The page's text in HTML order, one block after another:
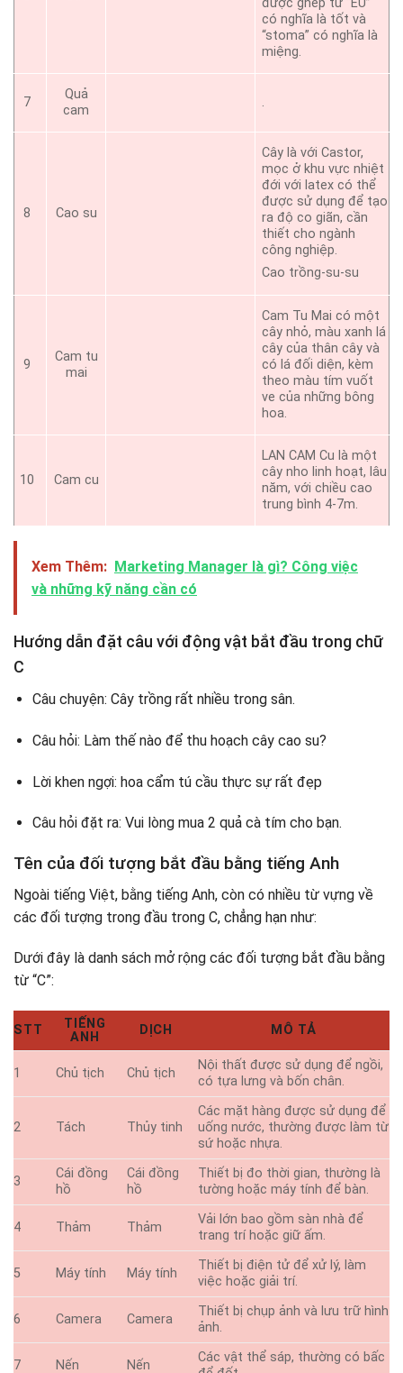
được ghép từ “EU”
có nghĩa là tốt và
“stoma” có nghĩa là
miệng.
7
Quả
cam
.
8 Cao su
Cây là với Castor,
mọc ở khu vực nhiệt
đới với latex có thể
được sử dụng để tạo
ra độ co giãn, cần
thiết cho ngành
công nghiệp.
Cao trồng-su-su
9
Cam tu
mai
Cam Tu Mai có một
cây nhỏ, màu xanh lá
cây của thân cây và
có lá đối diện, kèm
theo màu tím vuốt
ve của những bông
hoa.
10 Cam cu
LAN CAM Cu là một
cây nho linh hoạt, lâu
năm, với chiều cao
trung bình 4-7m.
Xem Thêm: Marketing Manager là gì? Công việc
và những kỹ năng cần có
Hướng dẫn đặt câu với động vật bắt đầu trong chữ
C
Câu chuyện: Cây trồng rất nhiều trong sân.
Câu hỏi: Làm thế nào để thu hoạch cây cao su?
Lời khen ngợi: hoa cẩm tú cầu thực sự rất đẹp
Câu hỏi đặt ra: Vui lòng mua 2 quả cà tím cho bạn.
Tên của đối tượng bắt đầu bằng tiếng Anh
Ngoài tiếng Việt, bằng tiếng Anh, còn có nhiều từ vựng về
các đối tượng trong đầu trong C, chẳng hạn như:
Dưới đây là danh sách mở rộng các đối tượng bắt đầu bằng
từ “C”:
STT
TIẾNG
ANH
DỊCH MÔ TẢ
1 Chủ tịch Chủ tịch
Nội thất được sử dụng để ngồi,
có tựa lưng và bốn chân.
2 Tách Thủy tinh
Các mặt hàng được sử dụng để
uống nước, thường được làm từ
sứ hoặc nhựa.
3
Cái đồng
hồ
Cái đồng
hồ
Thiết bị đo thời gian, thường là
tường hoặc máy tính để bàn.
4 Thảm Thảm
Vải lớn bao gồm sàn nhà để
trang trí hoặc giữ ấm.
5 Máy tính Máy tính
Thiết bị điện tử để xử lý, làm
việc hoặc giải trí.
6 Camera Camera
Thiết bị chụp ảnh và lưu trữ hình
ảnh.
7 Nến Nến
Các vật thể sáp, thường có bấc